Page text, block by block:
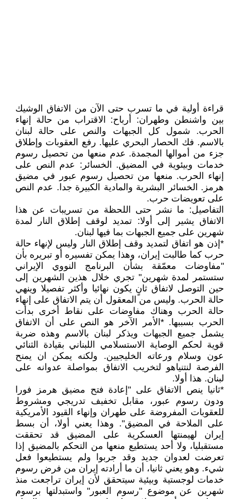
قراءة أولية في ما تسرب حتى الآن من الاتفاق الوشيك
بين واشنطن وطهران: أرباح: الاقتراب من حالة إنهاء
الحرب. شمول كل الجبهات والنص على حالة لبنان
بالاسم. فك الحصار البحري عليها. رفع العقوبات وإطلاق
جزء من أموالها المجمدة. عدم منعها من تحصيل رسوم
خدمات وبيئوية في المضيق. الخسائر: عدم النص على
إنهاء الحرب. منعها من تحصيل رسوم عبور في مضيق
هرمز. الخسائر البشرية والمادية الكبيرة جدا. عدم النص
على تعويضات حرب.
التفاصيل: ما نشر حتى اللحظة من تسريبات عن هذا
الاتفاق يشير إلى أولا: تمديد لوقف إطلاق النار لمدة
شهرين على جميع الجبهات بما فيها لبنان.
*إذن هو اتفاق لتمديد وقف إطلاق النار وليس لإنهاء حالة
حرب كما طالبت إيران، وهذا يمكن تفسيره أو تبريره بأن
"مفاوضات معمّقة بشأن البرنامج النووي الإيراني
ستستمر لمدة شهرين" تجري خلال هذين الشهرين إلى
حين التوصل لاتفاق ثانٍ يكون نهائيا وأكثر تفصيلا وينهي
حالة الحرب. وليس من المعقول أن يتم الاتفاق على إنهاء
حالة الحرب وهناك مفاوضات على نقاط أخرى بدأت
الحرب بسببها. *الأمر الآخر هو النص على أن الاتفاق
يشمل جميع الجبهات ويذكر لبنان بالاسم وهذه ضربة
قوية لحكم الوصاية الاستسلامي اللبناني بقيادة الثنائي
عون وسلام ورعاته الخليجيين. ولكنه يمكن ان يمنح
الفرصة لنتنياهو لتخريب الاتفاق بمواصلة عدوانه على
لبنان. هذا أولا.
*ثانيا ينص الاتفاق على "إعادة فتح مضيق هرمز فورا
ودون رسوم عبور، مقابل تخفيف تدريجي ومشروط
للعقوبات المفروضة على طهران وإنهاء القيود الأمريكية
على الملاحة في المضيق". وهذا يعني أولا، أن بسط
إيران لهيمنتها العسكرية على المضيق قد تحققت
مستقبليا، ولا أحد يستطيع منعها من التحكم بالمضيق إذا
تعرضت لعدوان جديد وقد جربوا ولم يستطيعوا فعل
شيء. وهو يعني ثانيا، أن ما أرادته إيران من فرض رسوم
خدمات لوجستية وبيئية سيتحقق لأن إيران تراجعت منذ
شهرين عن موضوع "رسوم العبور" واستبدلتها برسوم